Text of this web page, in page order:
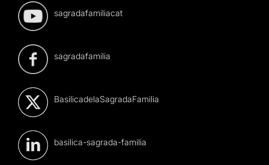
sagradafamiliacat
sagradafamilia
BasilicadelaSagradaFamilia
basilica-sagrada-familia